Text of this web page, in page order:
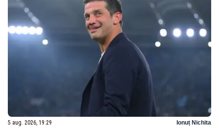
5 aug. 2026, 19:29 Ionuț Nichita